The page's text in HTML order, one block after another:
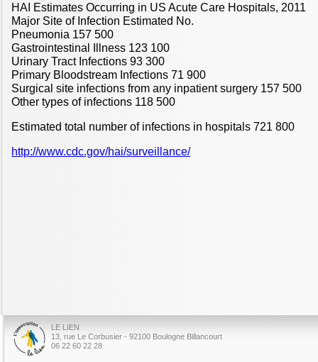
HAI Estimates Occurring in US Acute Care Hospitals, 2011
Major Site of Infection Estimated No.
Pneumonia 157 500
Gastrointestinal Illness 123 100
Urinary Tract Infections 93 300
Primary Bloodstream Infections 71 900
Surgical site infections from any inpatient surgery 157 500
Other types of infections 118 500
Estimated total number of infections in hospitals 721 800
http://www.cdc.gov/hai/surveillance/
LE LIEN
13, rue Le Corbusier - 92100 Boulogne Billancourt
06 22 60 22 28